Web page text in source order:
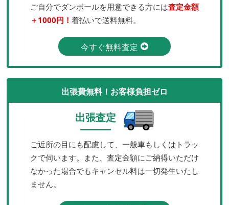
ご自分でダンボールを用意できる方には査定金額
＋1000円！ 着払いで送料無料。
今すぐ無料査定
出張費無料！お客様負担ゼロ
出張査定
ご近所の目にも配慮して、一般車もしくはトラッ
クで伺います。また、査定金額にご納得いただけ
なかった場合でもキャンセル料は一切発生いたし
ません。